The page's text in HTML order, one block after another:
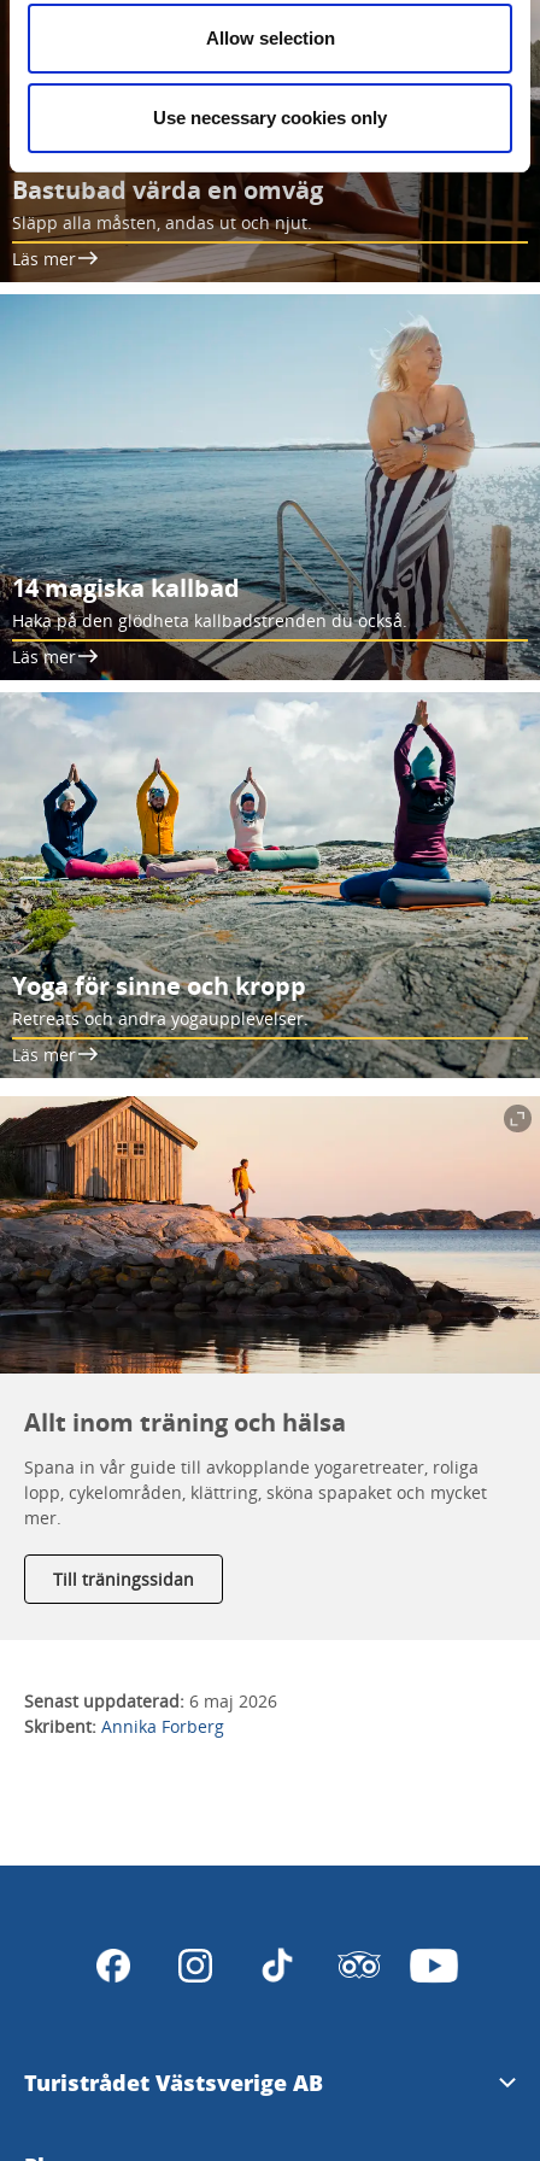
Allow selection
Use necessary cookies only
Bastubad värda en omväg
Släpp alla måsten, andas ut och njut.
Läs mer
14 magiska kallbad
Haka på den glödheta kallbadstrenden du också.
Läs mer
Yoga för sinne och kropp
Retreats och andra yogaupplevelser.
Läs mer
Allt inom träning och hälsa
Spana in vår guide till avkopplande yogaretreater, roliga
lopp, cykelområden, klättring, sköna spapaket och mycket
mer.
Till träningssidan
Senast uppdaterad: 6 maj 2026
Skribent: Annika Forberg
Turistrådet Västsverige AB